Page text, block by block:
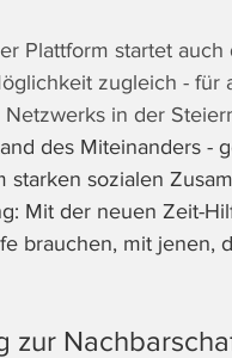
Plattform startet
zugleich -
in der
des Miteinanders -
starken sozialen
Mit der neuen Zeit-
brauchen, mit jenen,
zur